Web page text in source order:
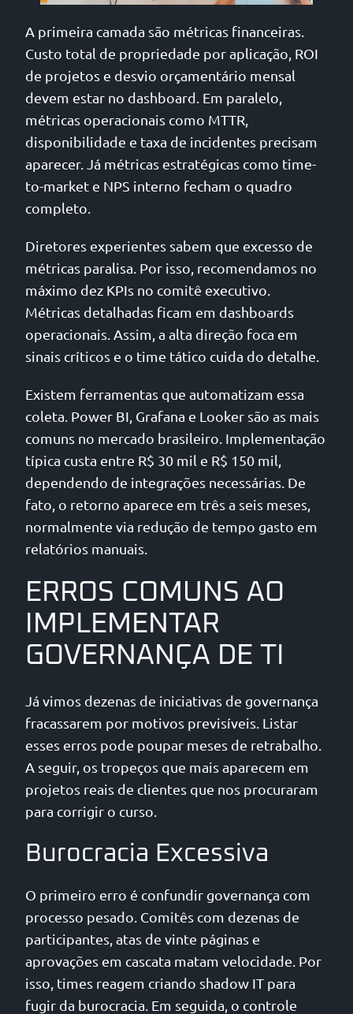
A primeira camada são métricas financeiras.
Custo total de propriedade por aplicação, ROI
de projetos e desvio orçamentário mensal
devem estar no dashboard. Em paralelo,
métricas operacionais como MTTR,
disponibilidade e taxa de incidentes precisam
aparecer. Já métricas estratégicas como time-
to-market e NPS interno fecham o quadro
completo.
Diretores experientes sabem que excesso de
métricas paralisa. Por isso, recomendamos no
máximo dez KPIs no comitê executivo.
Métricas detalhadas ficam em dashboards
operacionais. Assim, a alta direção foca em
sinais críticos e o time tático cuida do detalhe.
Existem ferramentas que automatizam essa
coleta. Power BI, Grafana e Looker são as mais
comuns no mercado brasileiro. Implementação
típica custa entre R$ 30 mil e R$ 150 mil,
dependendo de integrações necessárias. De
fato, o retorno aparece em três a seis meses,
normalmente via redução de tempo gasto em
relatórios manuais.
ERROS COMUNS AO
IMPLEMENTAR
GOVERNANÇA DE TI
Já vimos dezenas de iniciativas de governança
fracassarem por motivos previsíveis. Listar
esses erros pode poupar meses de retrabalho.
A seguir, os tropeços que mais aparecem em
projetos reais de clientes que nos procuraram
para corrigir o curso.
Burocracia Excessiva
O primeiro erro é confundir governança com
processo pesado. Comitês com dezenas de
participantes, atas de vinte páginas e
aprovações em cascata matam velocidade. Por
isso, times reagem criando shadow IT para
fugir da burocracia. Em seguida, o controle